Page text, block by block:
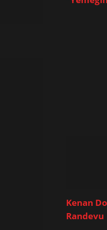
Kenan
Randevu